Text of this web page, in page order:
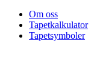
Om oss
Tapetkalkulator
Tapetsymboler